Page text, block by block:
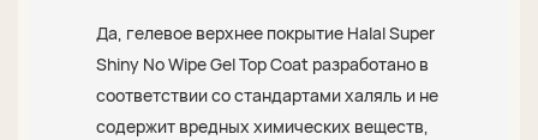
Да, гелевое верхнее покрытие Halal Super
Shiny No Wipe Gel Top Coat разработано в
соответствии со стандартами халяль и не
содержит вредных химических веществ,